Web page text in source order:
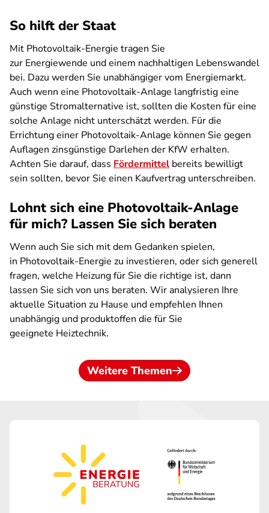
So hilft der Staat
Mit Photovoltaik-Energie tragen Sie
zur Energiewende und einem nachhaltigen Lebenswandel
bei. Dazu werden Sie unabhängiger vom Energiemarkt.
Auch wenn eine Photovoltaik-Anlage langfristig eine
günstige Stromalternative ist, sollten die Kosten für eine
solche Anlage nicht unterschätzt werden. Für die
Errichtung einer Photovoltaik-Anlage können Sie gegen
Auflagen zinsgünstige Darlehen der KfW erhalten.
Achten Sie darauf, dass Fördermittel bereits bewilligt
sein sollten, bevor Sie einen Kaufvertrag unterschreiben.
Lohnt sich eine Photovoltaik-Anlage
für mich? Lassen Sie sich beraten
Wenn auch Sie sich mit dem Gedanken spielen,
in Photovoltaik-Energie zu investieren, oder sich generell
fragen, welche Heizung für Sie die richtige ist, dann
lassen Sie sich von uns beraten. Wir analysieren Ihre
aktuelle Situation zu Hause und empfehlen Ihnen
unabhängig und produktoffen die für Sie
geeignete Heiztechnik.
Weitere Themen